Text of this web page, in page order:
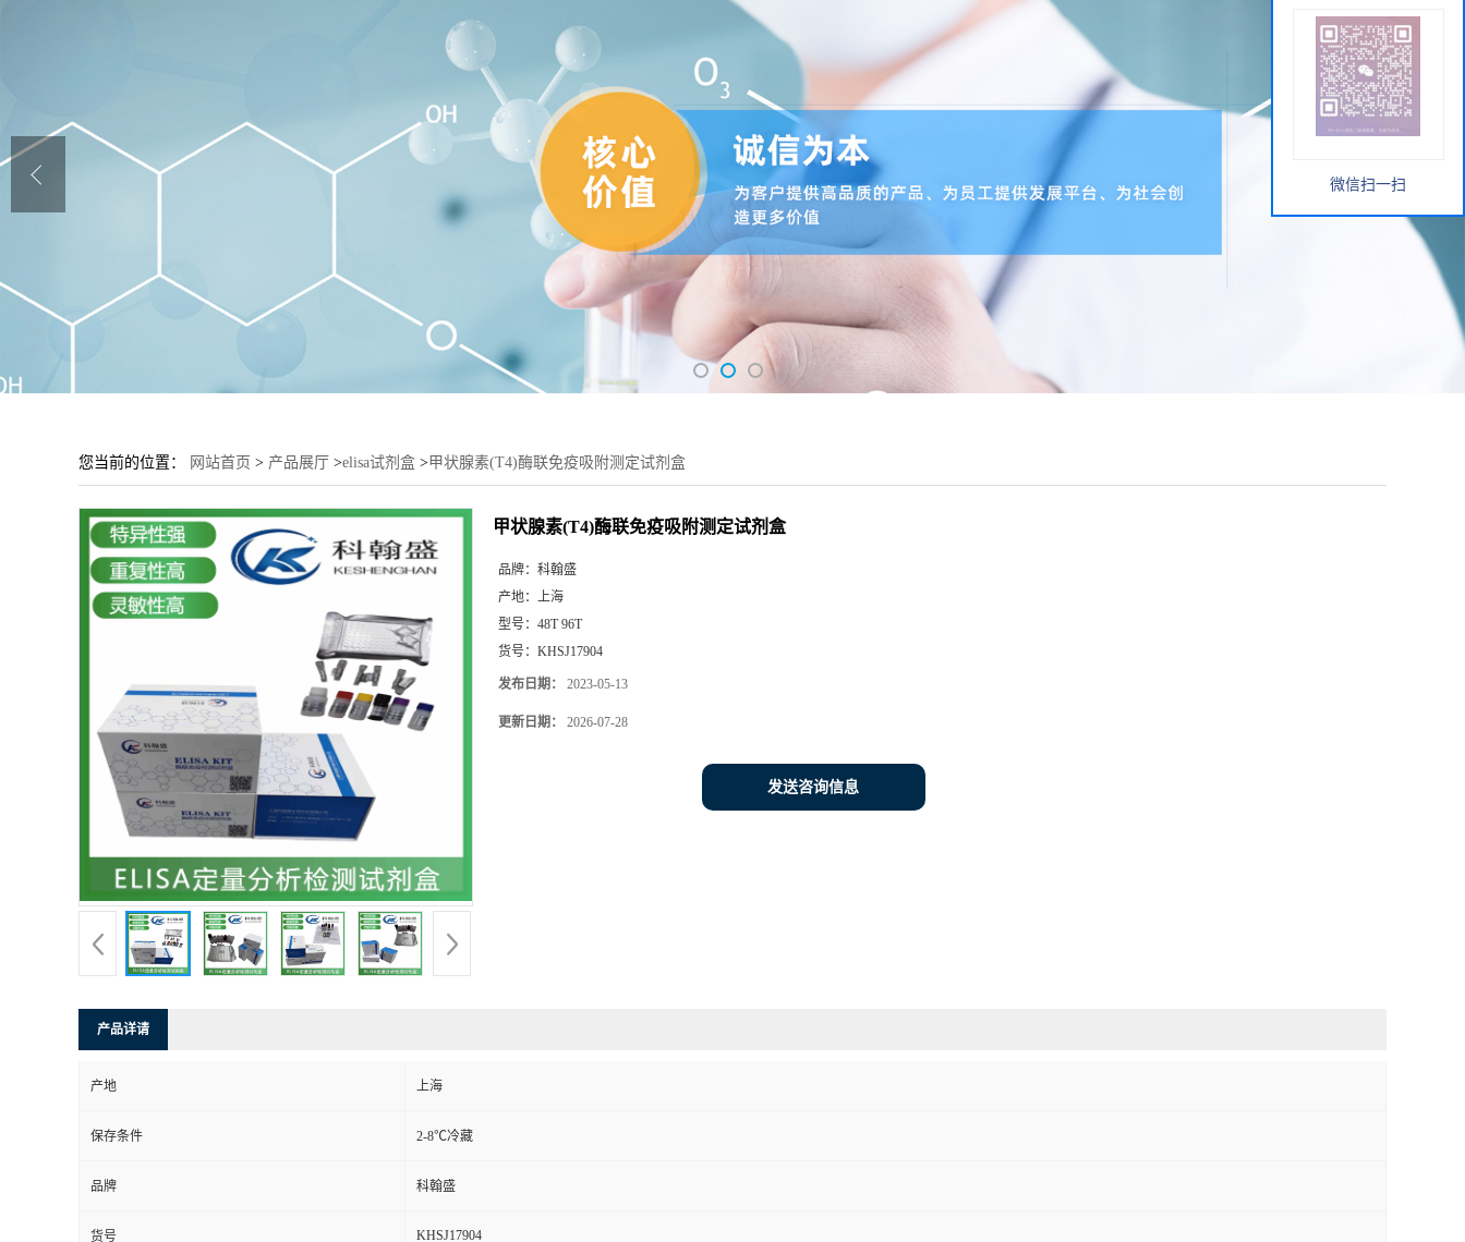
您当前的位置： 网站首页 > 产品展厅 >elisa试剂盒 >甲状腺素(T4)酶联免疫吸附测定试剂盒
甲状腺素(T4)酶联免疫吸附测定试剂盒
品牌： 科翰盛
产地： 上海
型号： 48T 96T
货号： KHSJ17904
发布日期： 2023-05-13
更新日期： 2026-07-28
发送咨询信息
产品详请
产地 上海
保存条件 2-8℃冷藏
品牌 科翰盛
货号 KHSJ17904
微信扫一扫